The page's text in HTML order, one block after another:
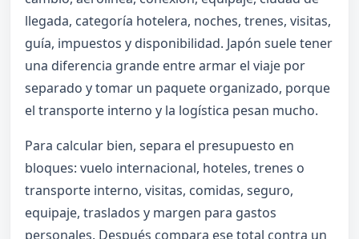
llegada, categoría hotelera, noches, trenes, visitas,
guía, impuestos y disponibilidad. Japón suele tener
una diferencia grande entre armar el viaje por
separado y tomar un paquete organizado, porque
el transporte interno y la logística pesan mucho.
Para calcular bien, separa el presupuesto en
bloques: vuelo internacional, hoteles, trenes o
transporte interno, visitas, comidas, seguro,
equipaje, traslados y margen para gastos
personales. Después compara ese total contra un